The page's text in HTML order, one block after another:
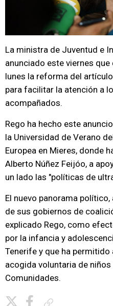
La ministra de Juventud e
anunciado este viernes
lunes la reforma del
para facilitar la atención a
acompañados.
Rego ha hecho este
la Universidad de Verano
Europea en Mieres, donde
Alberto Núñez Feijóo, a
un lado las "políticas de
El nuevo panorama
de sus gobiernos de
explicado Rego, como
por la infancia y
Tenerife y que ha
acogida voluntaria de
Comunidades.